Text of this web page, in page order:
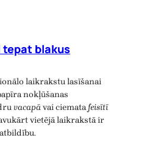
tepat blakus
laikrakstu lasīšanai
nokļūšanas
vacapāvai ciematafeisītī
vietējā laikrakstā ir